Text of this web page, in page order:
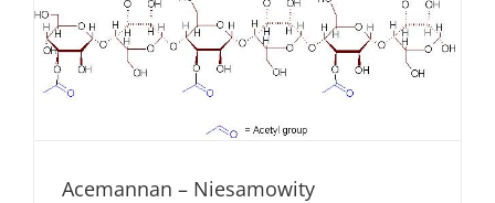
Acemannan – Niesamowity